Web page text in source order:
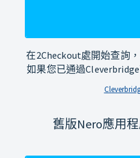
在2Checkout處開始查詢
如果您已通過
舊版Nero應用